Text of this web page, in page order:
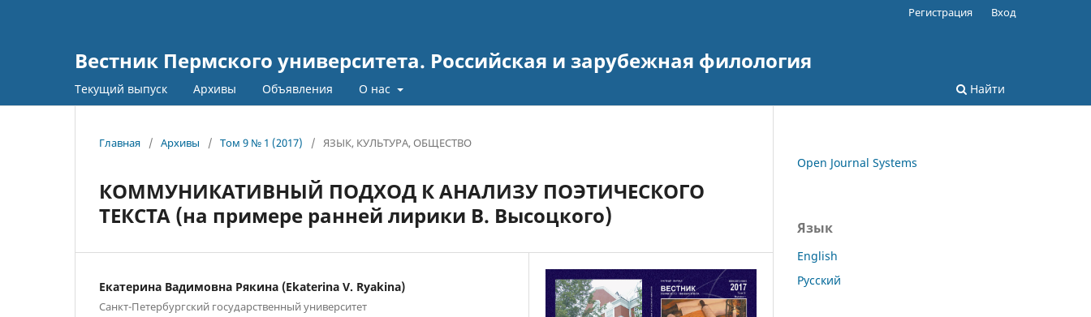
Вестник Пермского университета. Российская и зарубежная филология
Текущий выпуск Архивы Объявления О нас Найти
Регистрация Вход
Главная / Архивы / Том 9 № 1 (2017) / ЯЗЫК, КУЛЬТУРА, ОБЩЕСТВО
КОММУНИКАТИВНЫЙ ПОДХОД К АНАЛИЗУ ПОЭТИЧЕСКОГО
ТЕКСТА (на примере ранней лирики В. Высоцкого)
Екатерина Вадимовна Рякина (Ekaterina V. Ryakina)
Санкт-Петербургский государственный университет
Open Journal Systems
Язык
English
Русский